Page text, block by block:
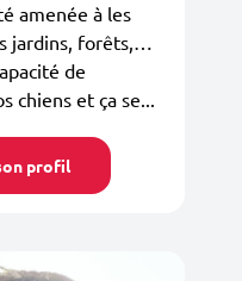
amenée à les
jardins, forêts,…
de
chiens et ça se...
profil